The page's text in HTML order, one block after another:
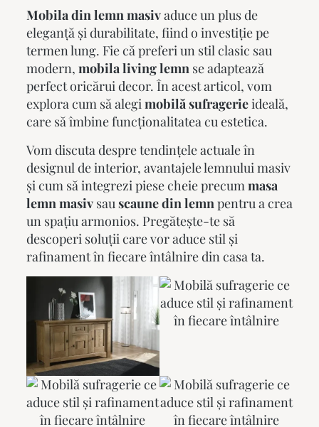
Mobila din lemn masivaduce un plus de
eleganță și durabilitate, fiind o investiție pe
termen lung. Fie că preferi un stil clasic sau
modern, mobila living lemnse adaptează
perfect oricărui decor. În acest articol, vom
explora cum să alegimobilă sufragerieideală,
care să îmbine funcționalitatea cu estetica.
Vom discuta despre tendințele actuale în
designul de interior, avantajele lemnului masiv
și cum să integrezi piese cheie precummasa
lemn masivsauscaune din lemnpentru a crea
un spațiu armonios. Pregătește-te să
descoperi soluții care vor aduce stil și
rafinament în fiecare întâlnire din casa ta.